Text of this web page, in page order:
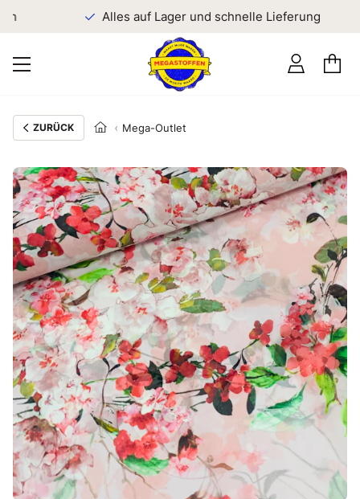
Alles auf Lager und schnelle Lieferung
ZURÜCK Mega-Outlet